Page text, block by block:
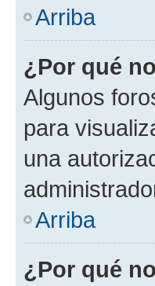
Arriba
¿Por qué
Algunos
para
una
Arriba
¿Por qué